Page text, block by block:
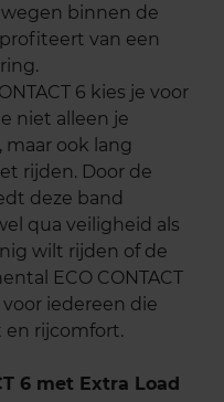
binnen de
van een
6 kies je voor
niet alleen je
ook lang
rijden. Door de
deze band
qua veiligheid als
wilt rijden of de
ECO CONTACT
iedereen die
rijcomfort.
6 met Extra Load